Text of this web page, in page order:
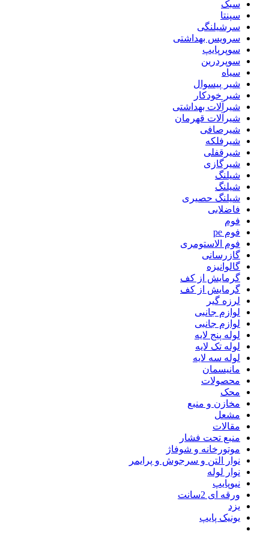
سبک
سپنتا
سرشیلنگی
سرویس بهداشتی
سوپرپایپ
سوپردرین
سیاه
شیر پیسوال
شیر خودکار
شیرآلات بهداشتی
شیرآلات قهرمان
شیرصافی
شیرفلکه
شیرقفلی
شیرگازی
شیلنگ
شیلنگ
شیلنگ حصیری
فاضلابی
فوم
فوم pe
فوم الاستومری
گازرسانی
گالوانیزه
گرمایش از کف
گرمایش از کف
لرزه گیر
لوازم جانبی
لوازم جانبی
لوله پنج لایه
لوله تک لایه
لوله سه لایه
مانیسمان
محصولات
محک
مخازن و منبع
مشعل
مقالات
منبع تحت فشار
موتورخانه و شوفاژ
نوار التن و سرجوش و پرایمر
نوار لوله
نیوپایپ
ورقه ای 2سانت
یزد
یونیک پایپ